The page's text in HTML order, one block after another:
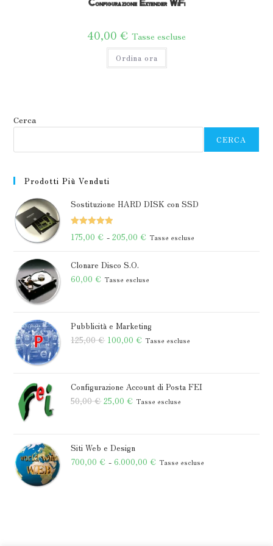
Configurazione Extender WiFi
40,00 € Tasse escluse
Ordina ora
Cerca
CERCA
Prodotti Più Venduti
Sostituzione HARD DISK con SSD
175,00€ - 205,00€ Fascia
da
205,00 €
Tasse escluse
Clonare Disco S.O.
60,00€ Tasse escluse
Pubblicità e Marketing
125,00€ Il
era:
125,00 €.
100,00€ Il
è:
100,00 €.
Tasse escluse
Configurazione Account di Posta FEI
50,00€ Il
era:
50,00 €.
25,00€ Il
è:
25,00 €.
Tasse escluse
Siti Web e Design
700,00€ - 6.000,00€ Fascia
Tasse escluse